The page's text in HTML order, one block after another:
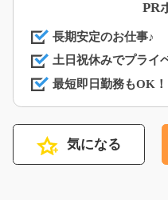
PR
長期安定のお仕事♪
土日祝休みでプライ
最短即日勤務もOK！
気になる